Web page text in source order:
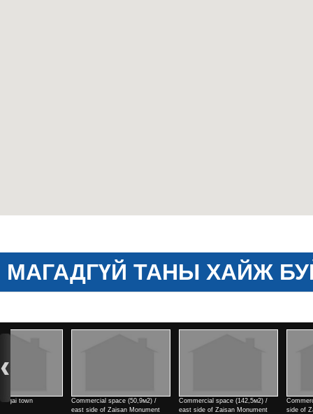
МАГАДГҮЙ ТАНЫ ХАЙЖ
Commercial space (142,5м2) /
east side of Zaisan Monument
Commercial space (182м2) / east
side of Zaisan Monument
2 rooms / north side of
cinema